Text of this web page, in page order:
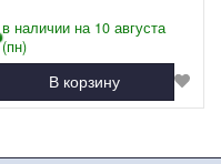
в наличии на 10 августа
(пн)
В корзину